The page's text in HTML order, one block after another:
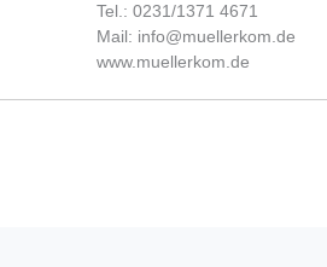
Tel.: 0231/1371 4671
Mail: info@muellerkom.de
www.muellerkom.de